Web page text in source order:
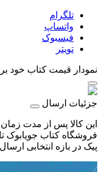
تلگرام
واتساپ
فیسبوک
تویتر
نمودار قیمت کتاب خود
جزئیات ارسال
این کالا پس از مدت
فروشگاه کتاب جویابوک
پیک در بازه انتخابی